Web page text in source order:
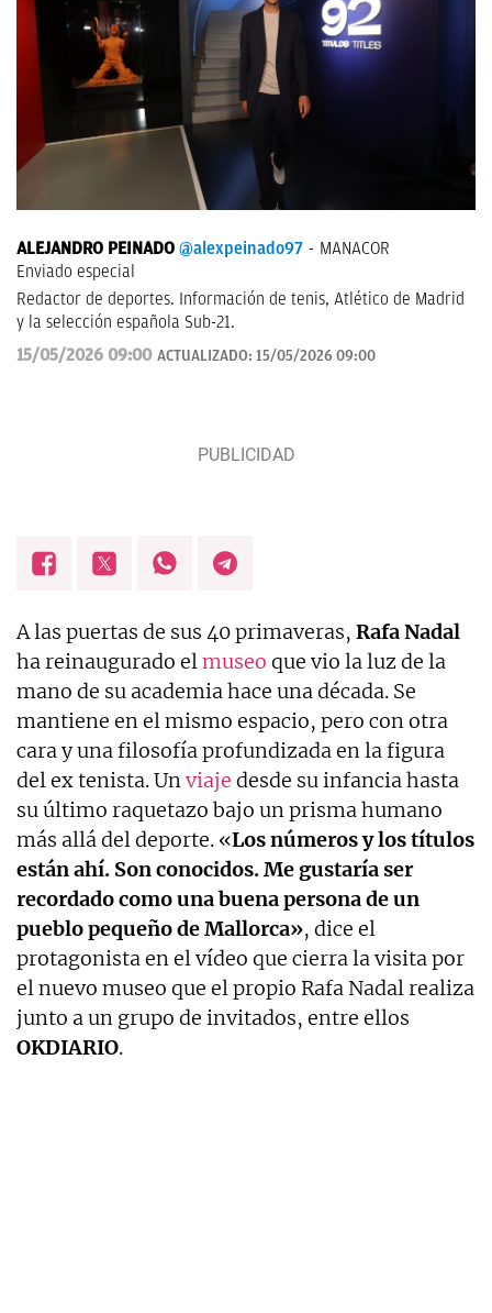
ALEJANDRO PEINADO @alexpeinado97
MANACOR
Enviado especial
Redactor de deportes. Información de tenis, Atlético de Madrid
y la selección española Sub-21.
15/05/2026 09:00 ACTUALIZADO: 15/05/2026 09:00
A las puertas de sus 40 primaveras, RafaNadal
ha reinaugurado elmuseo que vio la luz de la
mano de su academia hace una década. Se
mantiene en el mismo espacio, pero con otra
cara y una filosofía profundizada en la figura
del ex tenista. Unviaje desde su infancia hasta
su último raquetazo bajo un prisma humano
más allá del deporte. «Los números y los títulos
están ahí. Son conocidos. Me gustaría ser
recordado como una buena persona de un
pueblo pequeño de Mallorca», dice el
protagonista en el vídeo que cierra la visita por
el nuevo museo que el propio Rafa Nadal realiza
junto a un grupo de invitados, entre ellos
OKDIARIO.